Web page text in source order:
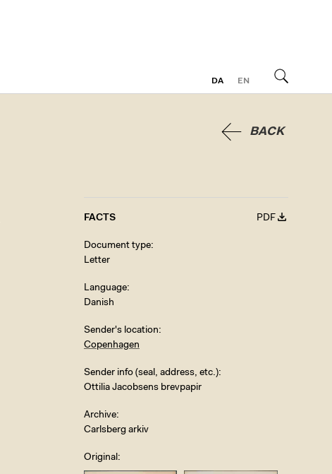
DA
EN
BACK
FACTS PDF
Document type
Letter
Language
Danish
Sender's location
Copenhagen
Sender info (seal, address, etc.)
Ottilia Jacobsens brevpapir
Archive
Carlsberg arkiv
Original